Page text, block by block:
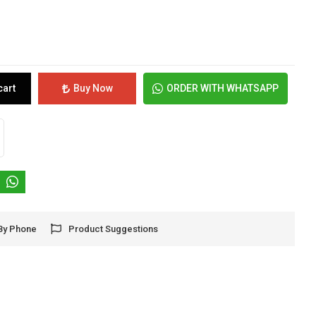
Buy Now ORDER WITH WHATSAPP
Phone Product Suggestions